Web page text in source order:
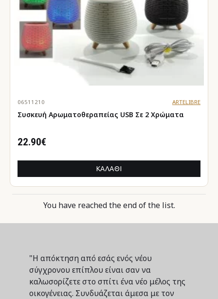
06511210 ARTELIBRE
Συσκευή Αρωματοθεραπείας USB Σε 2 Χρώματα
22.90€
ΚΑΛΆΘΙ
You have reached the end of the list.
"Η απόκτηση από εσάς ενός νέου
σύγχρονου επίπλου είναι σαν να
καλωσορίζετε στο σπίτι ένα νέο μέλος της
οικογένειας. Συνδυάζεται άμεσα με τον